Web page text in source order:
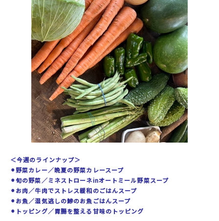
＜今週のラインナップ＞
⚫︎野菜カレー／晩夏の野菜カレースープ
⚫︎旬の野菜／ミネストローネinオートミール野菜スープ
⚫︎お肉／牛肉でストレス緩和のごはんスープ
⚫︎お魚／湿気逃しの鯵のお魚ごはんスープ
⚫︎トッピング／胃腸を整える甘味のトッピング